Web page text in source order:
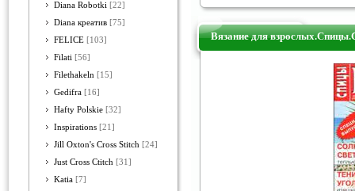
Diana Robotki [22]
Diana креатив [75]
FELICE [103]
Filati [56]
Filethakeln [15]
Gedifra [16]
Hafty Polskie [32]
Inspirations [21]
Jill Oxton's Cross Stitch [24]
Just Cross Ctitch [31]
Katia [7]
Вязание для